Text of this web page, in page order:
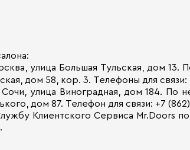
улица Большая Тульская, дом
дом 58, кор. 3. Телефоны для
улица Виноградная, дом 184.
дом 87. Телефон для связи: +7
Клиентского Сервиса Mr.Doors